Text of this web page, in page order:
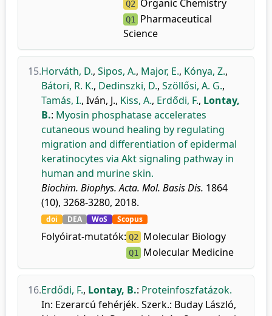
Q2 Organic Chemistry
Q1 Pharmaceutical
Science
15.Horváth, D., Sipos, A., Major, E., Kónya, Z.,
Bátori, R. K., Dedinszki, D., Szöllősi, A. G.,
Tamás, I., Iván, J., Kiss, A., Erdődi, F., Lontay,
B.: Myosin phosphatase accelerates
cutaneous wound healing by regulating
migration and differentiation of epidermal
keratinocytes via Akt signaling pathway in
human and murine skin.
Biochim. Biophys. Acta. Mol. Basis Dis. 1864
(10), 3268-3280, 2018.
doi DEA WoS Scopus
Folyóirat-mutatók: Q2 Molecular Biology
Q1 Molecular Medicine
16.Erdődi, F., Lontay, B.: Proteinfoszfatázok.
In: Ezerarcú fehérjék. Szerk.: Buday László,